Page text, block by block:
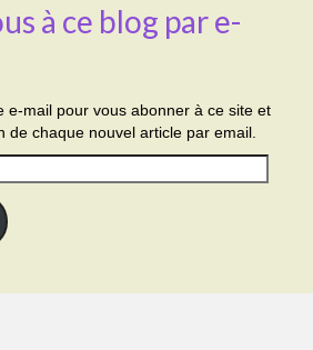
à ce blog par e-
e-mail pour vous abonner à ce site et
de chaque nouvel article par email.